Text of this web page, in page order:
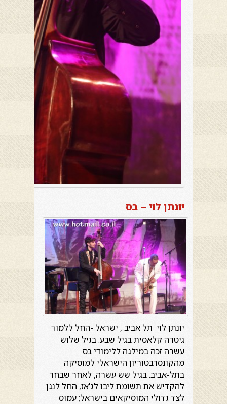
יונתן לוי – בס
יונתן לוי תל אביב , ישראל -החל ללמוד
גיטרה קלאסית בגיל שבע. בגיל שלוש
עשרה זכה במילגה ללימודי בס
מהקונסרבטוריון הישראלי למוסיקה
בתל-אביב. בגיל שש עשרה, לאחר שבחר
להקדיש את תשומת ליבו לג'אז, החל לנגן
לצד גדולי המוסיקאים בישראל; עמוס